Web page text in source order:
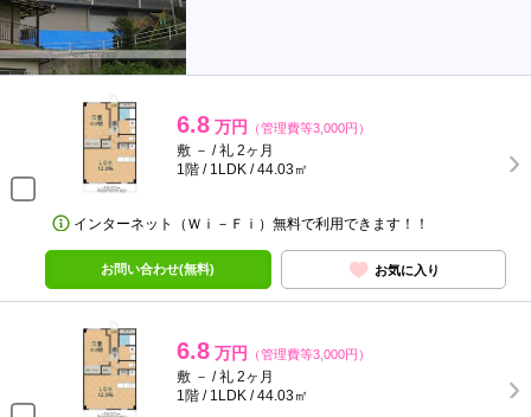
6.8 万円 （管理費等3,000円）
敷 － / 礼 2ヶ月
1階 / 1LDK / 44.03㎡
インターネット（Ｗｉ－Ｆｉ）無料で利用できます！！
お問い合わせ(無料) お気に入り
6.8 万円 （管理費等3,000円）
敷 － / 礼 2ヶ月
1階 / 1LDK / 44.03㎡